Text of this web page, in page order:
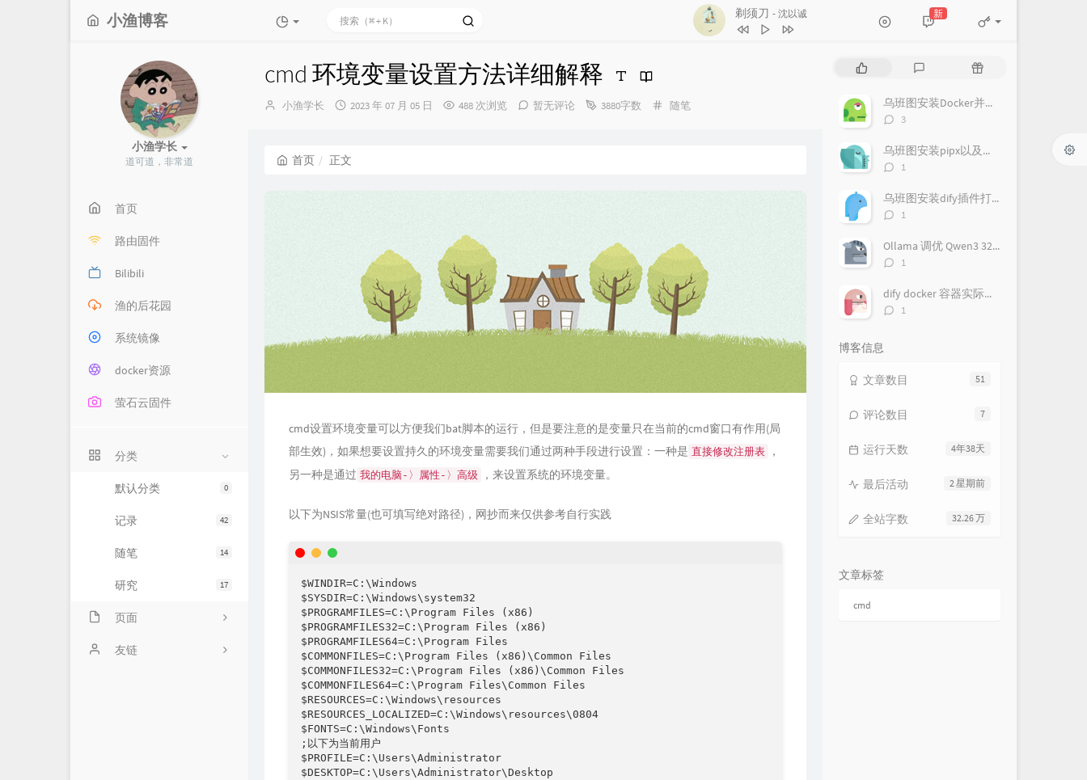
小渔博客 剃须刀 - 沈以诚 Y-0 椰林 / 李烨航
3 最想要的生活就在现在 谢春花
房东的猫
房东的猫
冯毅
徐海俏
新
小渔学长
道可道，非常道
首页
路由固件
Bilibili
渔的后花园
系统镜像
docker资源
萤石云固件
分类
0
默认分类
42
记录
14
随笔
17
研究
页面
关于友链
cmd 环境变量设置方法详细解释
博
小渔学长
发
2023 年 07 月 05 日 488 次浏览 暂无评论 3880字数
分
随笔
首页 正文
cmd设置环境变量可以方便我们bat脚本的运行，但是要注意的是变量只在当前的cmd窗口有作用(局
部生效)，如果想要设置持久的环境变量需要我们通过两种手段进行设置：一种是 直接修改注册表
，
另一种是通过 我的电脑-〉属性-〉高级 ，来设置系统的环境变量。
以下为NSIS常量(也可填写绝对路径)，网抄而来仅供参考自行实践
$WINDIR=C:\Windows
$SYSDIR=C:\Windows\system32
$PROGRAMFILES=C:\Program Files (x86)
$PROGRAMFILES32=C:\Program Files (x86)
$PROGRAMFILES64=C:\Program Files
$COMMONFILES=C:\Program Files (x86)\Common Files
$COMMONFILES32=C:\Program Files (x86)\Common Files
$COMMONFILES64=C:\Program Files\Common Files
$RESOURCES=C:\Windows\resources
$RESOURCES_LOCALIZED=C:\Windows\resources\0804
$FONTS=C:\Windows\Fonts
;以下为当前用户
$PROFILE=C:\Users\Administrator
$DESKTOP=C:\Users\Administrator\Desktop
评
随
文乌班图安装Docker并免sudo运行
评
数：
3
乌班图安装pipx以及配置魔塔终端工具
评
数：
1
乌班图安装dify插件打包环境
评
数：
1
Ollama 调优 Qwen3 32B_q8 模型最大化显存利用记录
评
数：
1
dify docker 容器实际记录
评1
博客信息
51
文章数目
7
评论数目
4年38天
运行天数
2 星期前
最后活动
32.26 万
全站字数
文章标签
cmd